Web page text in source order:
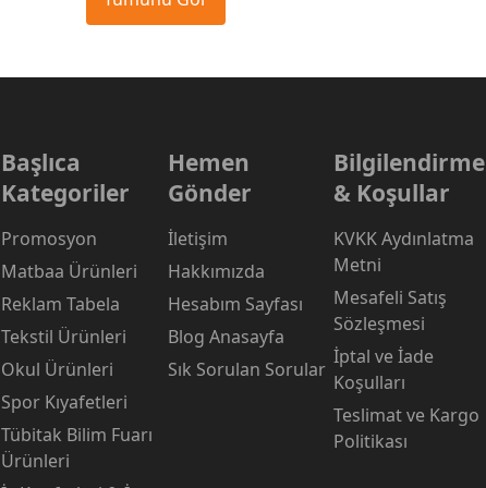
Başlıca
Kategoriler
Promosyon
Matbaa Ürünleri
Reklam Tabela
Tekstil Ürünleri
Okul Ürünleri
Spor Kıyafetleri
Tübitak Bilim Fuarı
Ürünleri
Hemen
Gönder
İletişim
Hakkımızda
Hesabım Sayfası
Blog Anasayfa
Sık Sorulan Sorular
Bilgilendirme
& Koşullar
KVKK Aydınlatma
Metni
Mesafeli Satış
Sözleşmesi
İptal ve İade
Koşulları
Teslimat ve Kargo
Politikası